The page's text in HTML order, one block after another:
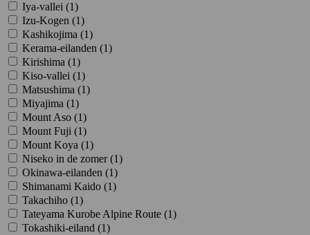
Iya-vallei (1)
Izu-Kogen (1)
Kashikojima (1)
Kerama-eilanden (1)
Kirishima (1)
Kiso-vallei (1)
Matsushima (1)
Miyajima (1)
Mount Aso (1)
Mount Fuji (1)
Mount Koya (1)
Niseko in de zomer (1)
Okinawa-eilanden (1)
Shimanami Kaido (1)
Takachiho (1)
Tateyama Kurobe Alpine Route (1)
Tokashiki-eiland (1)